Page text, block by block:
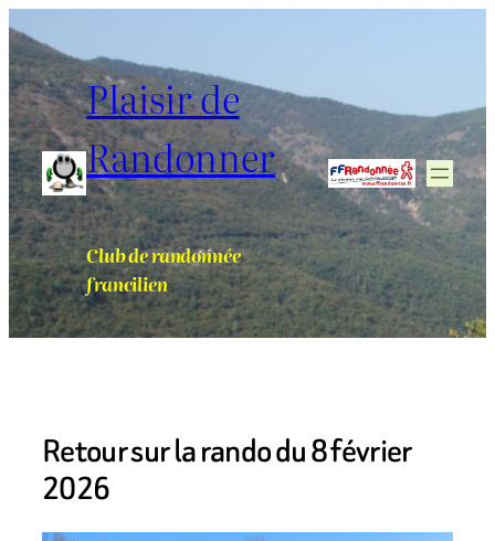
Aller
au
contenu Plaisir de
Randonner
Club de randonnée
francilien
Retour sur la rando du 8 février
2026